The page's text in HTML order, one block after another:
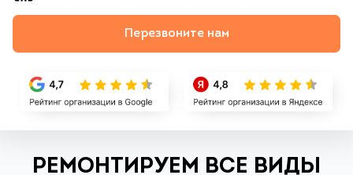
Перезвоните нам
РЕМОНТИРУЕМ ВСЕ ВИДЫ